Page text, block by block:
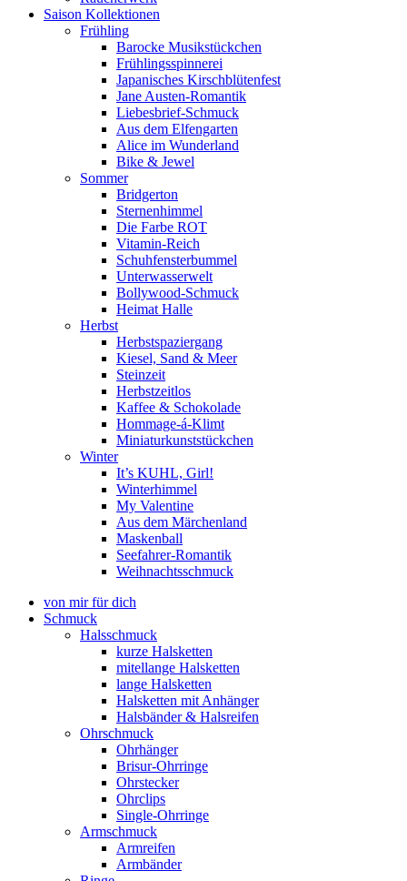
Saison Kollektionen
Frühling
Barocke Musikstückchen
Frühlingsspinnerei
Japanisches Kirschblütenfest
Jane Austen-Romantik
Liebesbrief-Schmuck
Aus dem Elfengarten
Alice im Wunderland
Bike & Jewel
Sommer
Bridgerton
Sternenhimmel
Die Farbe ROT
Vitamin-Reich
Schuhfensterbummel
Unterwasserwelt
Bollywood-Schmuck
Heimat Halle
Herbst
Herbstspaziergang
Kiesel, Sand & Meer
Steinzeit
Herbstzeitlos
Kaffee & Schokolade
Hommage-á-Klimt
Miniaturkunststückchen
Winter
It’s KUHL, Girl!
Winterhimmel
My Valentine
Aus dem Märchenland
Maskenball
Seefahrer-Romantik
Weihnachtsschmuck
von mir für dich
Schmuck
Halsschmuck
kurze Halsketten
mitellange Halsketten
lange Halsketten
Halsketten mit Anhänger
Halsbänder & Halsreifen
Ohrschmuck
Ohrhänger
Brisur-Ohrringe
Ohrstecker
Ohrclips
Single-Ohrringe
Armschmuck
Armreifen
Armbänder